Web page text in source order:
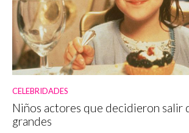
CELEBRIDADES
Niños actores que decidieron salir
grandes